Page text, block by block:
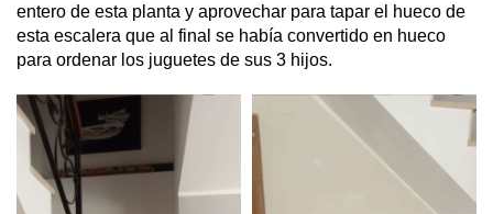
entero de esta planta y aprovechar para tapar el hueco de
esta escalera que al final se había convertido en hueco
para ordenar los juguetes de sus 3 hijos.